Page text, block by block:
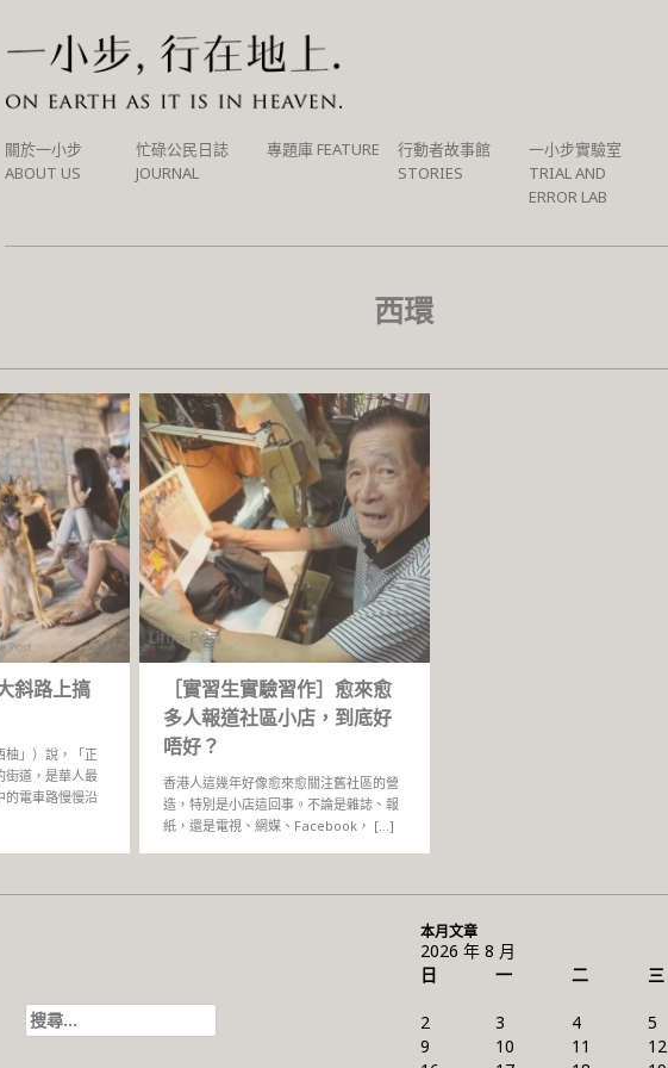
SKIP
TO
關於一小步
ABOUT US
忙碌公民日誌
JOURNAL
專題庫 FEATURE
行動者故事館
STORIES
一小步實驗室
TRIAL AND
ERROR LAB
西環
斜路上搞
柚」）說，「正
街道，是華人最
的電車路慢慢沿
［實習生實驗習作］愈來愈
多人報道社區小店，到底好
唔好？
香港人這幾年好像愈來愈關注舊社區的營
造，特別是小店這回事。不論是雜誌、報
紙，還是電視、網媒、Facebook， […]
搜
尋
本月文章
2026 年 8 月
日
一 二 三
2
3 4 5
9
10 11 12